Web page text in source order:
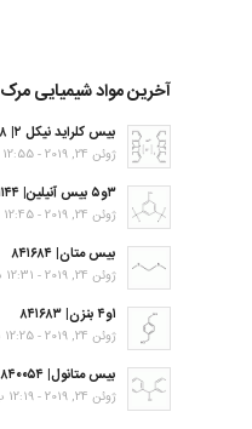
آخرین مواد شیمیایی مرک
بیس کلراید نیکل ۲| ۸۱۸۱۵۸
ژوئن 24, 2019 - 12:55 ب.ظ
۳و۵ بیس آنیلین| ۸۴۱۱۴۴
ژوئن 24, 2019 - 12:45 ب.ظ
بیس متان| ۸۴۱۶۸۴
ژوئن 24, 2019 - 12:31 ب.ظ
۱و۴ بنزن| ۸۴۱۶۸۳
ژوئن 24, 2019 - 12:25 ب.ظ
بیس متانول| ۸۴۰۰۵۴
ژوئن 24, 2019 - 12:19 ب.ظ